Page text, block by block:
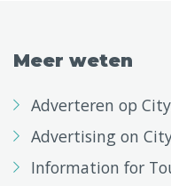
Meer weten
Adverteren op
Advertising on
Information for